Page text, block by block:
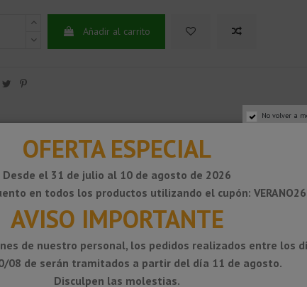
Añadir al carrito
No volver a
OFERTA ESPECIAL
Desde el 31 de julio al 10 de agosto de 2026
en todos los productos utilizando el cupón: VERANO26
AVISO IMPORTANTE
de nuestro personal, los pedidos realizados entre los
08 de serán tramitados a partir del día 11 de agosto.
Disculpen las molestias.